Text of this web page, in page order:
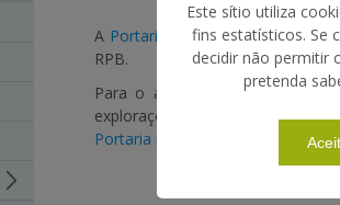
A Portaria n.º 74/2022, de 2 de
RPB.
Para o ano de 2022, podem
explorações agrícolas estejam
Portaria n.º 301/2020
, de 24 de
Este sítio utiliza
fins estatísticos. Se
decidir não permitir
pretenda